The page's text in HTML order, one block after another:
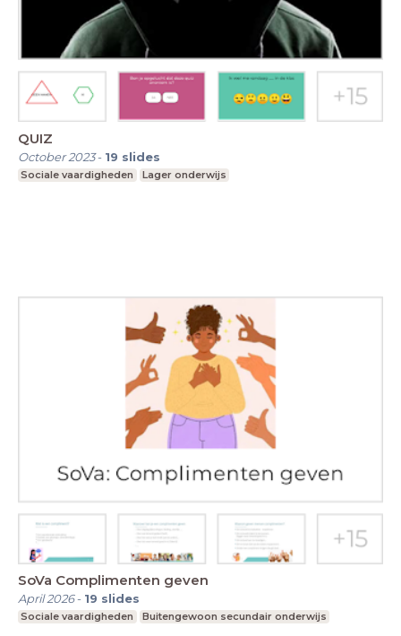
QUIZ
October 2023- 19 slides
Sociale vaardigheden Lager onderwijs
SoVa Complimenten geven
April 2026- 19 slides
Sociale vaardigheden Buitengewoon secundair onderwijs